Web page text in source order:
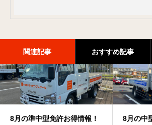
関連記事 おすすめ記事
8月の準中型免許お得情報！
8月の中
8月の中型免許お得情報！
8月の準
8月のけん引免許お得情報！
8月の大